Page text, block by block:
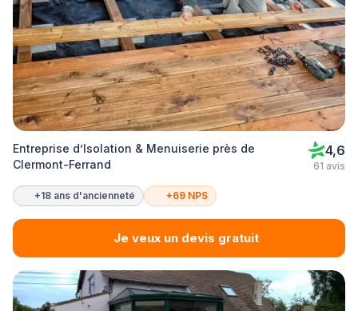
Entreprise d’Isolation & Menuiserie près de
Clermont-Ferrand
4,6
61 avis
+18 ans d'ancienneté +69 NPS
Je veux un devis gratuit